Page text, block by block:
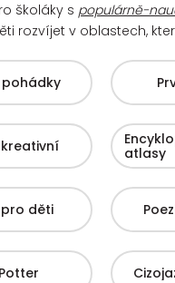
školáky s populárně-
rozvíjet v oblastech,
pohádky
atlasy
pro děti